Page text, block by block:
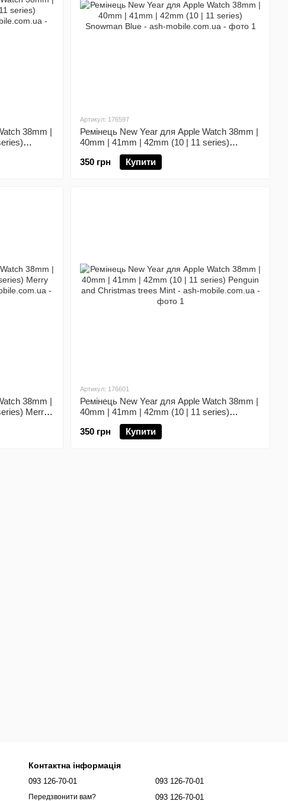
38mm |
Артикул: 176597
Ремінець New Year для Apple Watch 38mm |
40mm | 41mm | 42mm (10 | 11 series)
Snowman Blue
350 грн
Купити
38mm |
Merry
Артикул: 176601
Ремінець New Year для Apple Watch 38mm |
40mm | 41mm | 42mm (10 | 11 series)
Penguin and Christmas trees Mint
350 грн
Купити
Контактна інформація
093 126-70-01
Передзвонити вам?
093 126-70-01
093 126-70-01